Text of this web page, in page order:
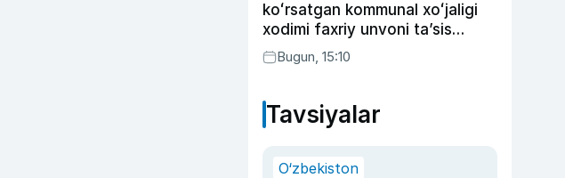
koʻrsatgan kommunal xoʻjaligi
xodimi faxriy unvoni taʼsis
etilishi mumkin
Bugun, 15:10
Tavsiyalar
O‘zbekiston